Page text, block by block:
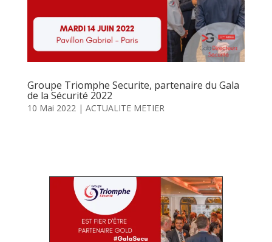
Groupe Triomphe Securite, partenaire du Gala
de la Sécurité 2022
10 Mai 2022 | ACTUALITE METIER